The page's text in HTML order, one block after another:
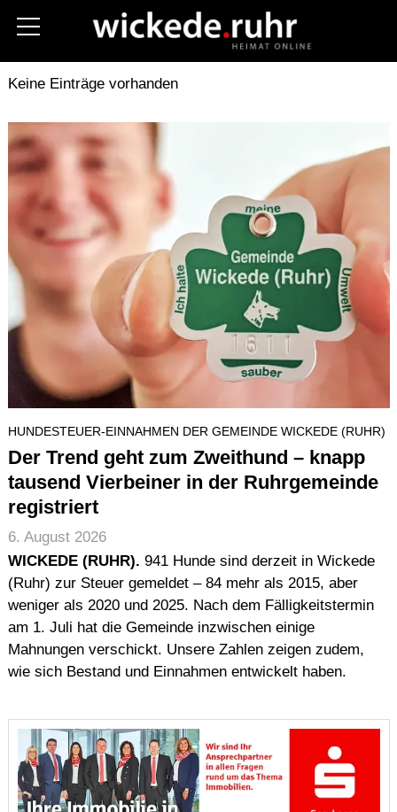
Aktuelles
Kreis Soest
Polizei
Stellenanzeigen
Unternehmen
Gastronomie
Hilfe im Notfall
Vereine
Termine
Kommunalwahl 2025
Über uns
Kontakt (Contact)
Impressum (Imprint)
Urheberrecht (Copyright)
Haftung (Disclaimer)
Datenschutz (Data Protection)
Seitenstruktur (Sitemap)
Suche
Keine Einträge vorhanden
HUNDESTEUER-EINNAHMEN DER GEMEINDE WICKEDE (RUHR)
Der Trend geht zum Zweithund – knapp
tausend Vierbeiner in der Ruhrgemeinde
registriert
6. August 2026
WICKEDE (RUHR). 941 Hunde sind derzeit in Wickede
(Ruhr) zur Steuer gemeldet – 84 mehr als 2015, aber
weniger als 2020 und 2025. Nach dem Fälligkeitstermin
am 1. Juli hat die Gemeinde inzwischen einige
Mahnungen verschickt. Unsere Zahlen zeigen zudem,
wie sich Bestand und Einnahmen entwickelt haben.